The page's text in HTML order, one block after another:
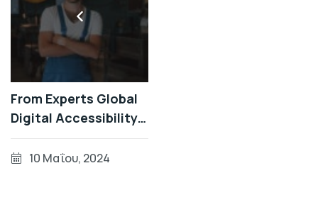
From Experts Global
Digital Accessibility
Developments During
Patterns
10 Μαΐου, 2024